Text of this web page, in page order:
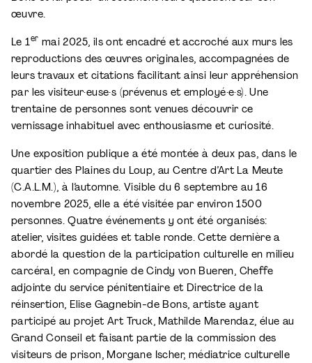
œuvre.
Le 1er mai 2025, ils ont encadré et accroché aux murs les
reproductions des œuvres originales, accompagnées de
leurs travaux et citations facilitant ainsi leur appréhension
par les visiteur·euse·s (prévenus et employé·e·s). Une
trentaine de personnes sont venues découvrir ce
vernissage inhabituel avec enthousiasme et curiosité.
Une exposition publique a été montée à deux pas, dans le
quartier des Plaines du Loup, au Centre d’Art La Meute
(C.A.L.M.), à l’automne. Visible du 6 septembre au 16
novembre 2025, elle a été visitée par environ 1500
personnes. Quatre événements y ont été organisés:
atelier, visites guidées et table ronde. Cette dernière a
abordé la question de la participation culturelle en milieu
carcéral, en compagnie de Cindy von Bueren, Cheffe
adjointe du service pénitentiaire et Directrice de la
réinsertion, Elise Gagnebin-de Bons, artiste ayant
participé au projet Art Truck, Mathilde Marendaz, élue au
Grand Conseil et faisant partie de la commission des
visiteurs de prison, Morgane Ischer, médiatrice culturelle